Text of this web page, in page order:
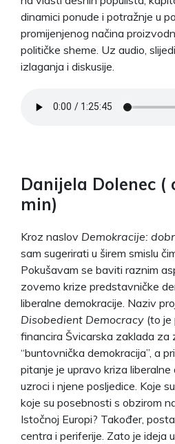
dinamici ponude i potražnje u
promijenjenog načina
političke sheme. Uz audio,
izlaganja i diskusije.
Danijela Dolenec (
min)
Kroz naslov Demokracije:
sam sugerirati u širem smislu
Pokušavam se baviti raznim
zovemo krize predstavničke
liberalne demokracije. Naziv
Disobedient Democracy (to je
financira Švicarska zaklada za
“buntovnička demokracija”, a
pitanje je upravo kriza liberalne
uzroci i njene posljedice. Koje
koje su posebnosti s obzirom
Istočnoj Europi? Također,
centra i periferije. Zato je ideja